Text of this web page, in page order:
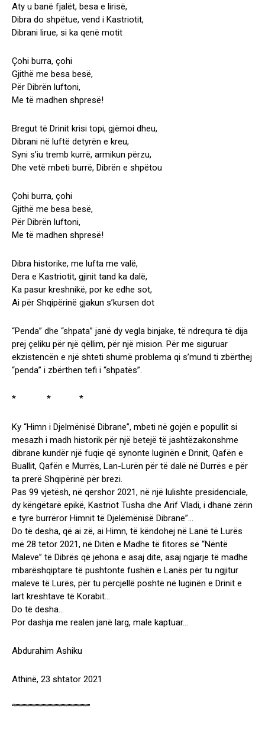
Aty u banë fjalët, besa e lirisë,
Dibra do shpëtue, vend i Kastriotit,
Dibrani lirue, si ka qenë motit
Çohi burra, çohi
Gjithë me besa besë,
Për Dibrën luftoni,
Me të madhen shpresë!
Bregut të Drinit krisi topi, gjëmoi dheu,
Dibrani në luftë detyrën e kreu,
Syni s’iu tremb kurrë, armikun përzu,
Dhe vetë mbeti burrë, Dibrën e shpëtou
Çohi burra, çohi
Gjithë me besa besë,
Për Dibrën luftoni,
Me të madhen shpresë!
Dibra historike, me lufta me valë,
Dera e Kastriotit, gjinit tand ka dalë,
Ka pasur kreshnikë, por ke edhe sot,
Ai për Shqipërinë gjakun s’kursen dot
“Penda” dhe “shpata” janë dy vegla binjake, të ndrequra të dija
prej çeliku për një qëllim, për një mision. Për me siguruar
ekzistencën e një shteti shumë problema qi s’mund ti zbërthej
“penda” i zbërthen tefi i “shpatës”.
* * *
Ky “Himn i Djelmënisë Dibrane”, mbeti në gojën e popullit si
mesazh i madh historik për një betejë të jashtëzakonshme
dibrane kundër një fuqie që synonte luginën e Drinit, Qafën e
Buallit, Qafën e Murrës, Lan-Lurën për të dalë në Durrës e për
ta prerë Shqipërinë për brezi.
Pas 99 vjetësh, në qershor 2021, në një lulishte presidenciale,
dy këngëtarë epikë, Kastriot Tusha dhe Arif Vladi, i dhanë zërin
e tyre burrëror Himnit të Djelëmënisë Dibrane”…
Do të desha, që ai zë, ai Himn, të këndohej në Lanë të Lurës
më 28 tetor 2021, në Ditën e Madhe të fitores së “Nëntë
Maleve” të Dibrës që jehona e asaj dite, asaj ngjarje të madhe
mbarëshqiptare të pushtonte fushën e Lanës për tu ngjitur
maleve të Lurës, për tu përcjellë poshtë në luginën e Drinit e
lart kreshtave të Korabit…
Do të desha…
Por dashja me realen janë larg, male kaptuar…
Abdurahim Ashiku
Athinë, 23 shtator 2021
“””””””””””””””””””””””””””””””””